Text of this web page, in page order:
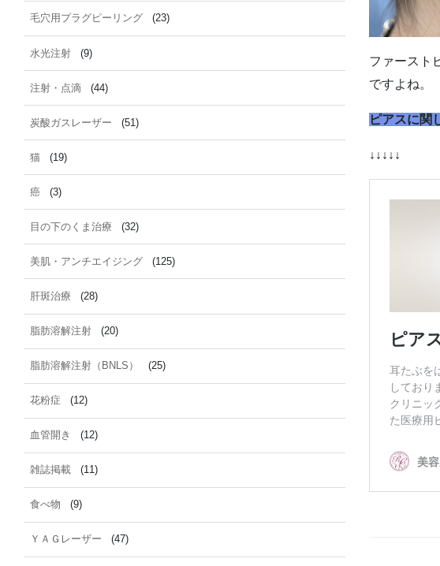
ファースト
ですよね。
ピアスに関
↓↓↓↓↓
毛穴用プラグピーリング (23)
水光注射 (9)
注射・点滴 (44)
炭酸ガスレーザー (51)
猫 (19)
癌 (3)
目の下のくま治療 (32)
美肌・アンチエイジング (125)
肝斑治療 (28)
脂肪溶解注射 (20)
脂肪溶解注射（BNLS） (25)
花粉症 (12)
血管開き (12)
雑誌掲載 (11)
食べ物 (9)
ＹＡＧレーザー (47)